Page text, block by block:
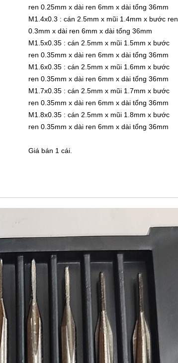
ren 0.25mm x dài ren 6mm x dài tổng 36mm
M1.4x0.3 : cán 2.5mm x mũi 1.4mm x bước ren
0.3mm x dài ren 6mm x dài tổng 36mm
M1.5x0.35 : cán 2.5mm x mũi 1.5mm x bước
ren 0.35mm x dài ren 6mm x dài tổng 36mm
M1.6x0.35 : cán 2.5mm x mũi 1.6mm x bước
ren 0.35mm x dài ren 6mm x dài tổng 36mm
M1.7x0.35 : cán 2.5mm x mũi 1.7mm x bước
ren 0.35mm x dài ren 6mm x dài tổng 36mm
M1.8x0.35 : cán 2.5mm x mũi 1.8mm x bước
ren 0.35mm x dài ren 6mm x dài tổng 36mm
Giá bán 1 cái.